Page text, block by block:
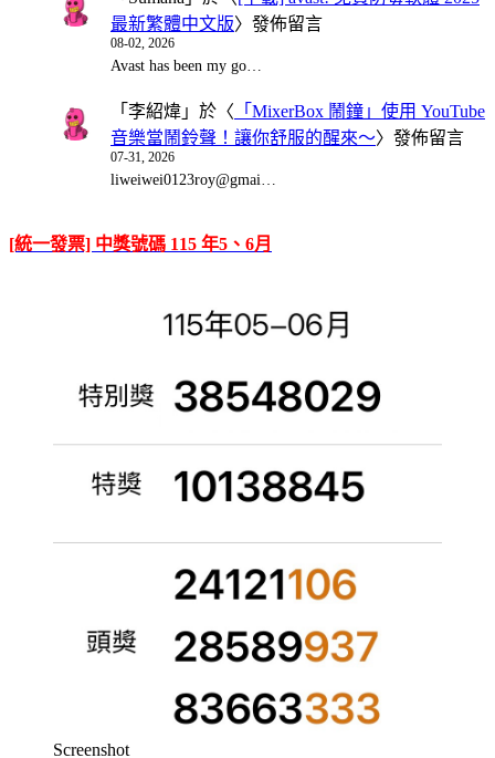
最新繁體中文版〉發佈留言
08-02, 2026
Avast has been my go…
「 李紹煒 」於〈 「MixerBox 鬧鐘」使用 YouTube
音樂當鬧鈴聲！讓你舒服的醒來～〉發佈留言
07-31, 2026
liweiwei0123roy@gmai…
[統一發票] 中獎號碼 115 年5、6月
Screenshot